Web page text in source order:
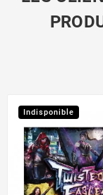
Indisponible